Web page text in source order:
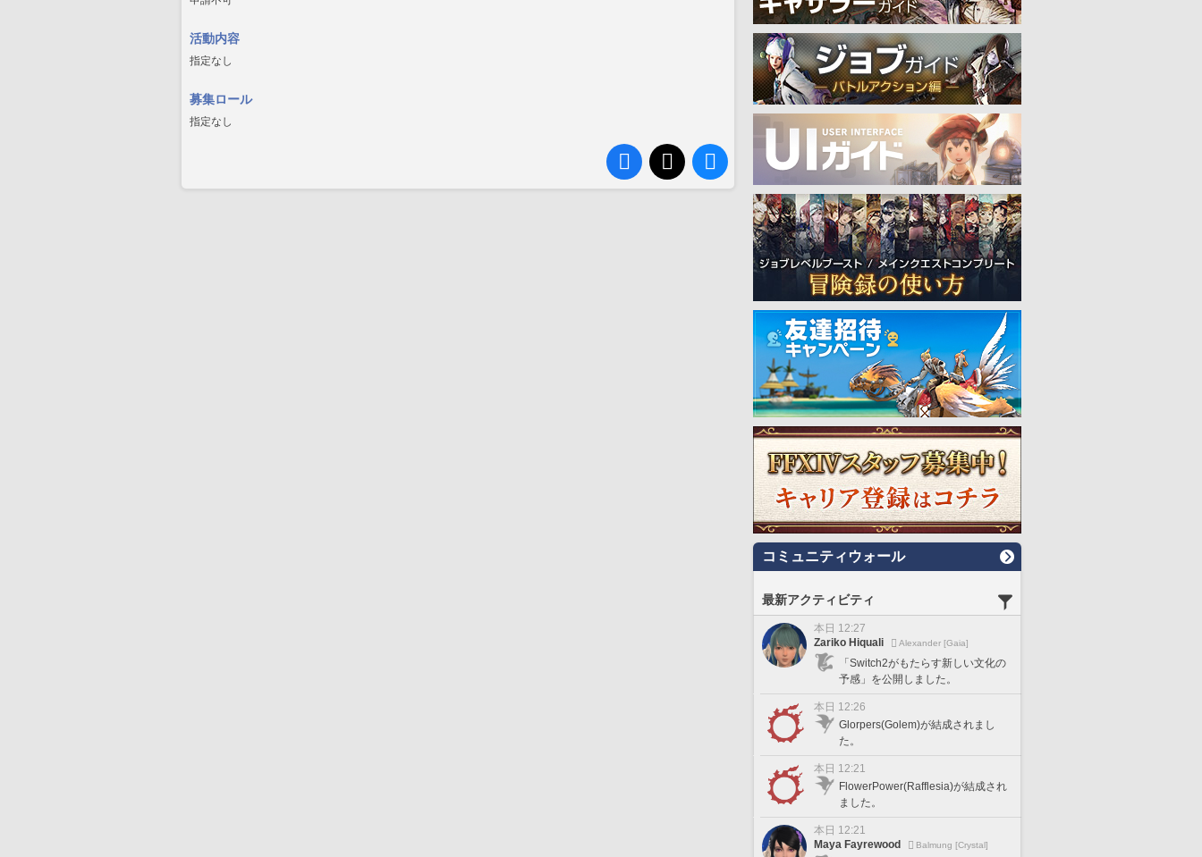
活動内容
指定なし
募集ロール
指定なし
コミュニティウォール
最新アクティビティ
本日 12:27
Zariko Hiquali
Alexander [Gaia]
「Switch2がもたらす新しい文化の
予感」を公開しました。
本日 12:26
Glorpers(Golem)が結成されまし
た。
本日 12:21
FlowerPower(Rafflesia)が結成され
ました。
本日 12:21
Maya Fayrewood
Balmung [Crystal]